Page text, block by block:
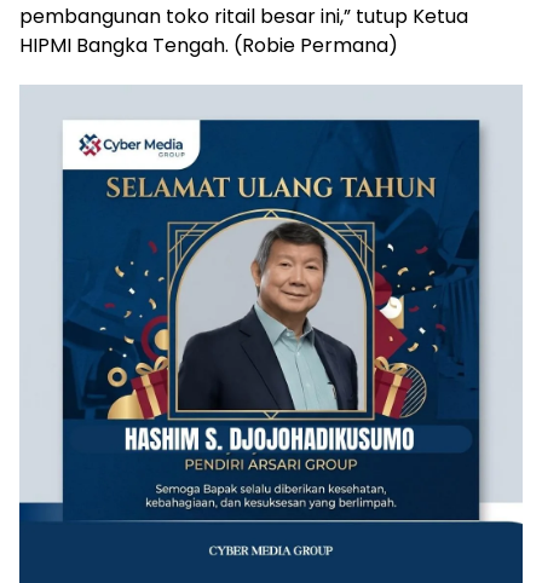
pembangunan toko ritail besar ini,” tutup Ketua
HIPMI Bangka Tengah. (Robie Permana)